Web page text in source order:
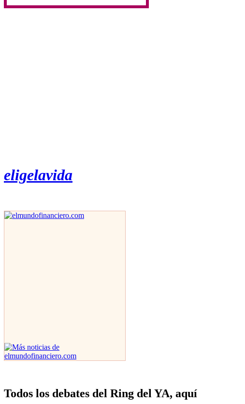
eligelavida
Todos los debates del Ring del YA, aquí